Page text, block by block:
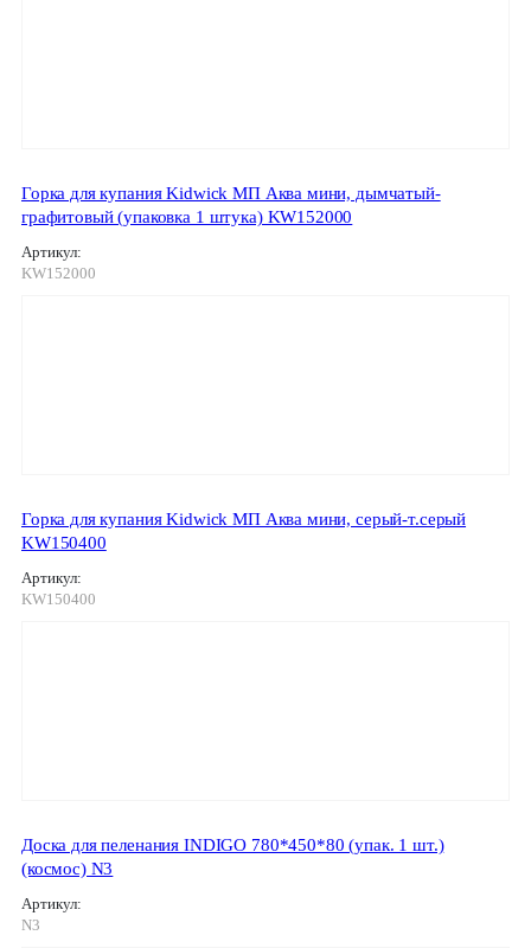
Горка для купания Kidwick МП Аква мини, дымчатый-
графитовый (упаковка 1 штука) KW152000
Артикул:
KW152000
Горка для купания Kidwick МП Аква мини, серый-т.серый
KW150400
Артикул:
KW150400
Доска для пеленания INDIGO 780*450*80 (упак. 1 шт.)
(космос) N3
Артикул:
N3